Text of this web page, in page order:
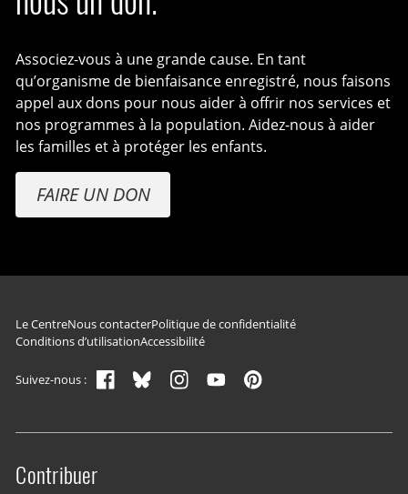
Associez-vous à une grande cause. En tant
qu’organisme de bienfaisance enregistré, nous faisons
appel aux dons pour nous aider à offrir nos services et
nos programmes à la population. Aidez-nous à aider
les familles et à protéger les enfants.
FAIRE UN DON
Navigation du pied de page
Le CentreNous contacterPolitique de confidentialité
Conditions d’utilisationAccessibilité
Suivez-nous :
Site menu
Contribuer